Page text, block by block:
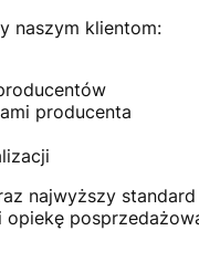
naszym klientom:
producenta
najwyższy